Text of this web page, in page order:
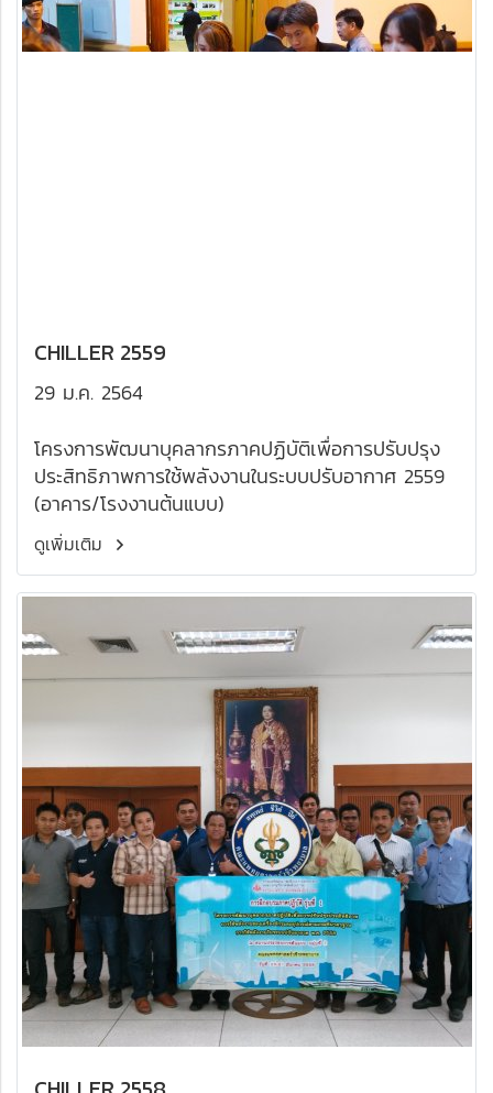
CHILLER 2559
29 ม.ค. 2564
โครงการพัฒนาบุคลากรภาคปฏิบัติเพื่อการปรับปรุง
ประสิทธิภาพการใช้พลังงานในระบบปรับอากาศ 2559
(อาคาร/โรงงานต้นแบบ)
ดูเพิ่มเติม